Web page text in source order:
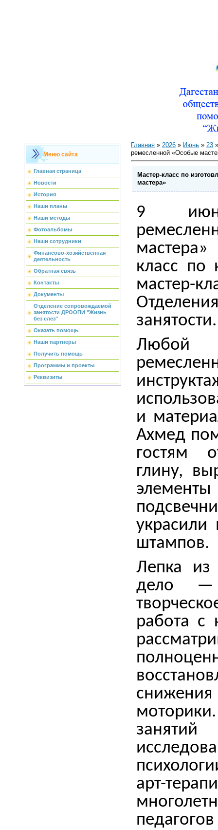
Меню сайта
Главная страница
Новости
История
Наши планы
Наши методы
Фотоальбомы
Наши сотрудники
Финансово-хозяйственная
деятельность
Обратная связь
Контакты
Документы
Отделение сопровождаемой
занятости ДРООПИ "Жизнь
без слез"
Оказать помощь
Наши партнеры
Получить помощь
Программы и проекты
Реквизиты
Главная » 2026 » Июнь » 23
ремесленной «Особые
Мастер-класс по
мастера»
9 июня
класс по
мастер-
занятости.
Любой
и
Ахмед
гостям
глину,
штампов.
Лепка из
дело —
работа с
снижения
арт-